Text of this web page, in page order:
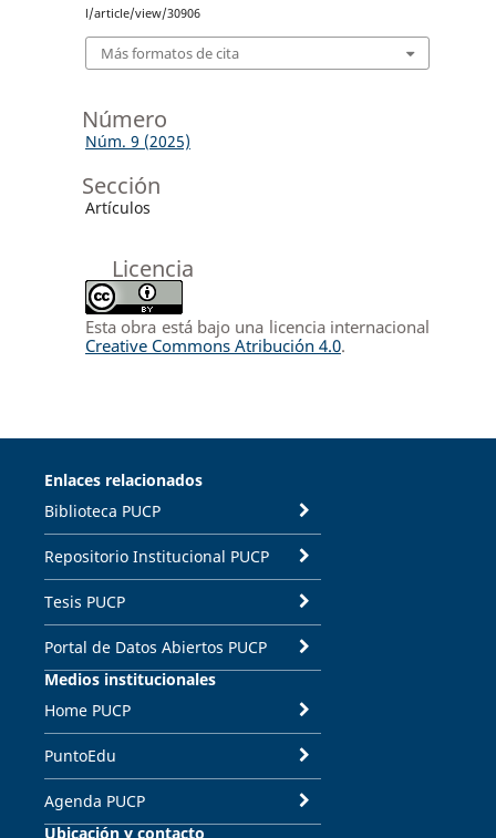
l/article/view/30906
Más formatos de cita
Número
Núm. 9 (2025)
Sección
Artículos
Licencia
Esta obra está bajo una licencia internacional
Creative Commons Atribución 4.0.
Enlaces relacionados
Biblioteca PUCP
Repositorio Institucional PUCP
Tesis PUCP
Portal de Datos Abiertos PUCP
Medios institucionales
Home PUCP
PuntoEdu
Agenda PUCP
Ubicación y contacto